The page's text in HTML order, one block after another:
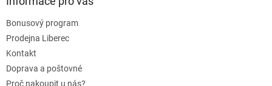
Bonusový program
Prodejna Liberec
Kontakt
Doprava a poštovné
Proč nakoupit u nás?